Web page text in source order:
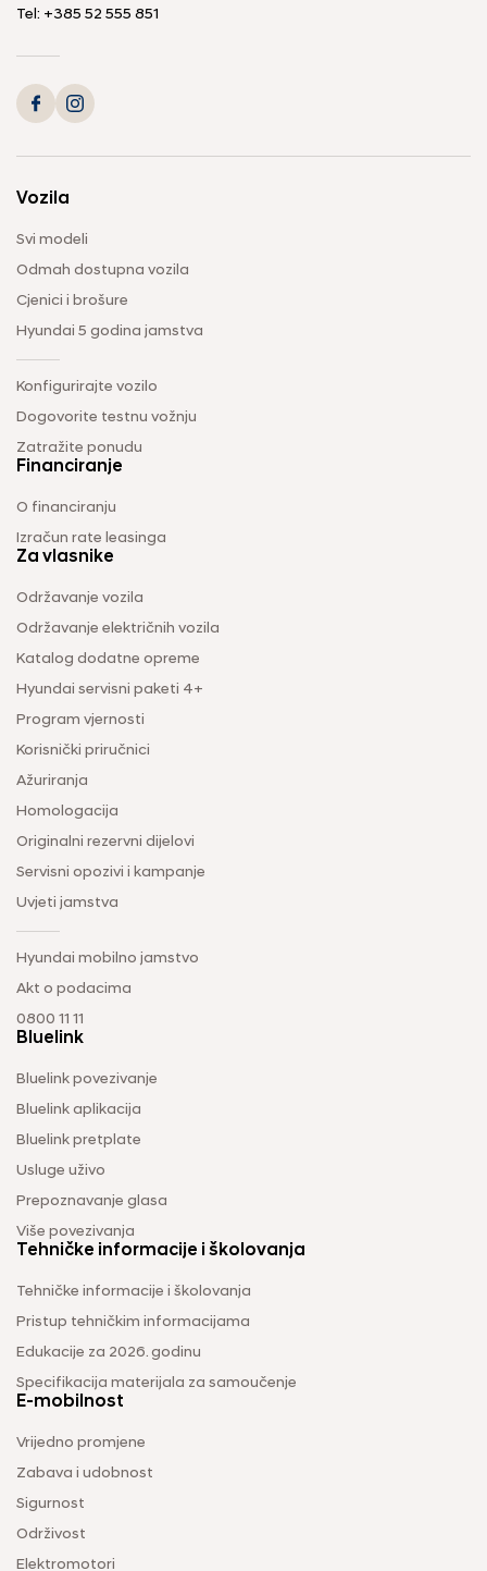
Tel: +385 52 555 851
Vozila
Svi modeli
Odmah dostupna vozila
Cjenici i brošure
Hyundai 5 godina jamstva
Konfigurirajte vozilo
Dogovorite testnu vožnju
Zatražite ponudu
Financiranje
O financiranju
Izračun rate leasinga
Za vlasnike
Održavanje vozila
Održavanje električnih vozila
Katalog dodatne opreme
Hyundai servisni paketi 4+
Program vjernosti
Korisnički priručnici
Ažuriranja
Homologacija
Originalni rezervni dijelovi
Servisni opozivi i kampanje
Uvjeti jamstva
Hyundai mobilno jamstvo
Akt o podacima
0800 11 11
Bluelink
Bluelink povezivanje
Bluelink aplikacija
Bluelink pretplate
Usluge uživo
Prepoznavanje glasa
Više povezivanja
Tehničke informacije i školovanja
Tehničke informacije i školovanja
Pristup tehničkim informacijama
Edukacije za 2026. godinu
Specifikacija materijala za samoučenje
E-mobilnost
Vrijedno promjene
Zabava i udobnost
Sigurnost
Održivost
Elektromotori